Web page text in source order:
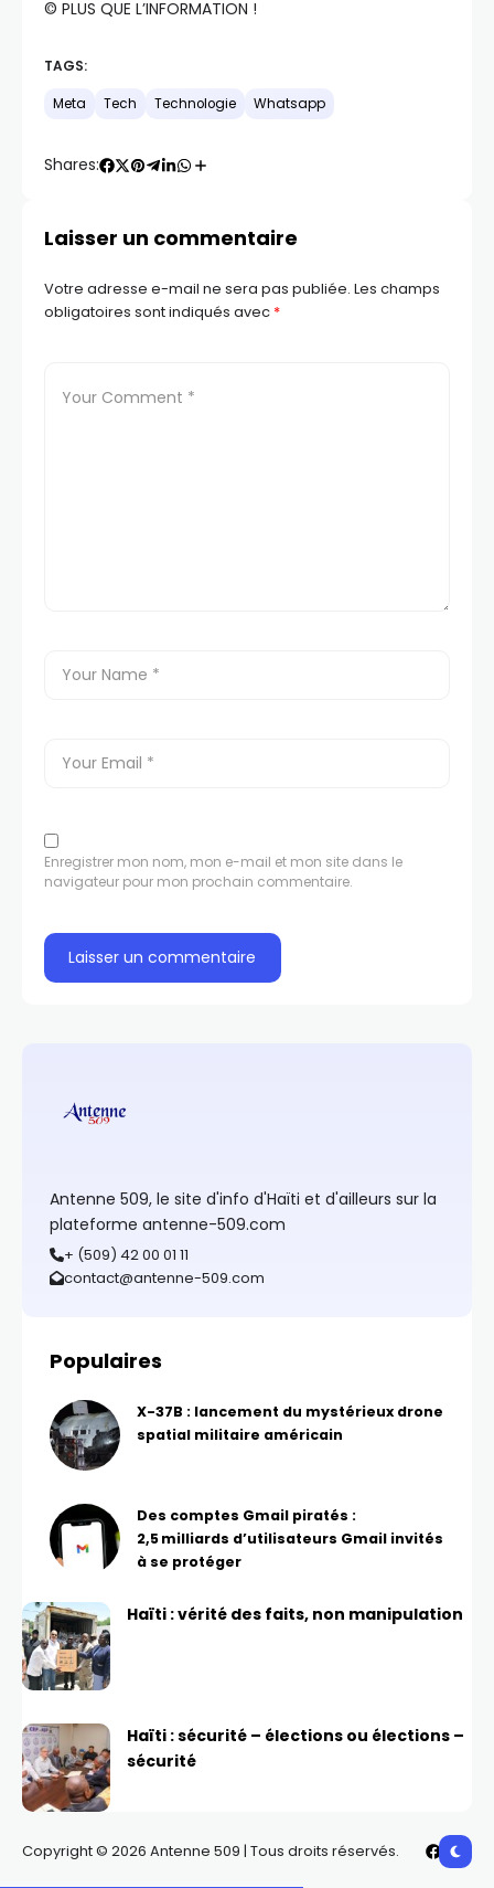
©️ PLUS QUE L’INFORMATION !
TAGS:
Meta Tech Technologie Whatsapp
Shares:
Laisser un commentaire
Votre adresse e-mail ne sera pas publiée. Les champs
obligatoires sont indiqués avec *
Enregistrer mon nom, mon e-mail et mon site dans le
navigateur pour mon prochain commentaire.
Antenne 509, le site d'info d'Haïti et d'ailleurs sur la
plateforme antenne-509.com
+ (509) 42 00 01 11
contact@antenne-509.com
Populaires
X-37B : lancement du mystérieux drone
spatial militaire américain
Des comptes Gmail piratés :
2,5 milliards d’utilisateurs Gmail invités
à se protéger
Haïti : vérité des faits, non manipulation
Haïti : sécurité – élections ou élections –
sécurité
Copyright © 2026 Antenne 509 | Tous droits réservés.